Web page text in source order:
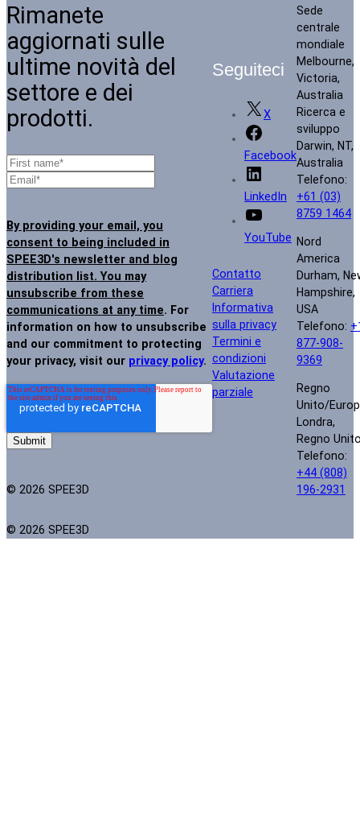
Rimanete
aggiornati sulle
ultime novità del
settore e dei
prodotti.
By providing your email, you
consent to being included in
SPEE3D's newsletter and blog
distribution list. You may
unsubscribe from these
communications at any time. For
information on how to unsubscribe
and our commitment to protecting
your privacy, visit our privacy policy.
© 2026 SPEE3D
Seguiteci
X
Facebook
LinkedIn
YouTube
Contatto
Carriera
Informativa
sulla privacy
Termini e
condizioni
Valutazione
parziale
Sede
centrale
mondiale
Melbourne,
Victoria,
Australia
Ricerca e
sviluppo
Darwin, NT,
Australia
Telefono:
+61 (03)
8759 1464
Nord
America
Durham,
Hampshire,
USA
Telefono:
877-908-
9369
Regno
Unito/
Londra,
Regno
Telefono:
+44 (808)
196-2931
© 2026 SPEE3D